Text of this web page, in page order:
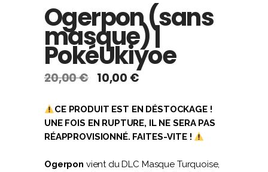
Ogerpon (sans
masque) |
PokéUkiyoe
20,00€ Le
initial
était :
20,00 €.
10,00 €Le
actuel
est :
10,00 €.
CE PRODUIT EST EN DÉSTOCKAGE !
UNE FOIS EN RUPTURE, IL NE SERA PAS
RÉAPPROVISIONNÉ. FAITES-VITE !
Ogerpon vient du DLC Masque Turquoise,